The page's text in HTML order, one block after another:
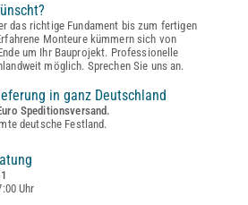
das richtige Fundament bis zum fertigen
Monteure kümmern sich von
um Ihr Bauprojekt. Professionelle
möglich. Sprechen Sie uns an.
in ganz Deutschland
Speditionsversand.
deutsche Festland.
Uhr